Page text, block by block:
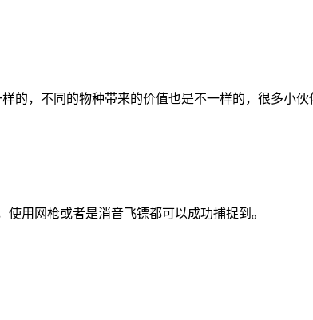
的，不同的物种带来的价值也是不一样的，很多小
用网枪或者是消音飞镖都可以成功捕捉到。